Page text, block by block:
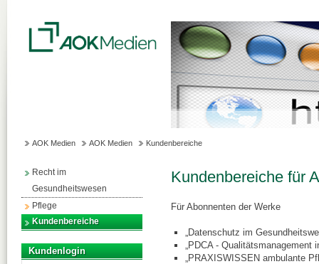
AOK Medien AOK Medien Kundenbereiche
Recht im
Gesundheitswesen
Pflege
Kundenbereiche
Kundenlogin
Kundenbereiche für
Für Abonnenten der Werke
„Datenschutz im
„PDCA - Qualitätsmanagement
„PRAXISWISSEN ambulante